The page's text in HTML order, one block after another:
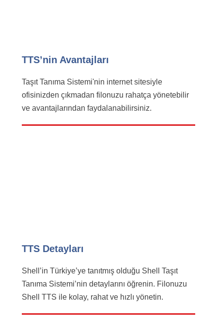
TTS’nin Avantajları
Taşıt Tanıma Sistemi'nin internet sitesiyle
ofisinizden çıkmadan filonuzu rahatça yönetebilir
ve avantajlarından faydalanabilirsiniz.
TTS Detayları
Shell’in Türkiye’ye tanıtmış olduğu Shell Taşıt
Tanıma Sistemi’nin detaylarını öğrenin. Filonuzu
Shell TTS ile kolay, rahat ve hızlı yönetin.